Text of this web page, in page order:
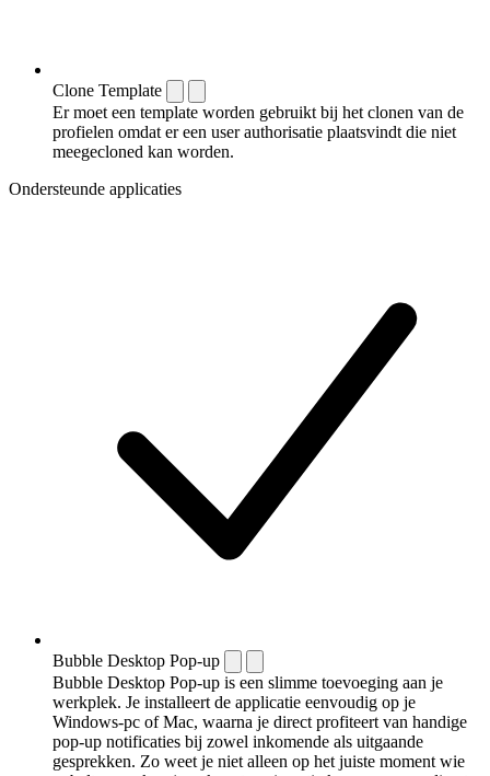
Clone Template
Er moet een template worden gebruikt bij het clonen van de
profielen omdat er een user authorisatie plaatsvindt die niet
meegecloned kan worden.
Ondersteunde applicaties
Bubble Desktop Pop-up
Bubble Desktop Pop-up is een slimme toevoeging aan je
werkplek. Je installeert de applicatie eenvoudig op je
Windows-pc of Mac, waarna je direct profiteert van handige
pop-up notificaties bij zowel inkomende als uitgaande
gesprekken. Zo weet je niet alleen op het juiste moment wie